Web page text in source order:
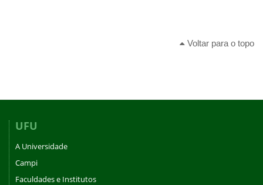
Voltar para o topo
UFU
A Universidade
Campi
Faculdades e Institutos